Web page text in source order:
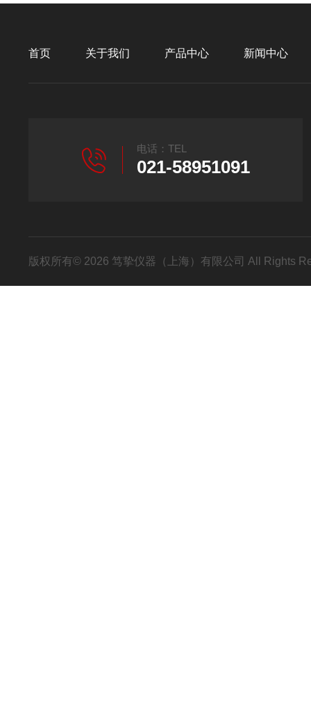
首页 关于我们 产品中心 新闻中心
电话：TEL
021-58951091
版权所有© 2026 笃挚仪器（上海）有限公司 All Rights